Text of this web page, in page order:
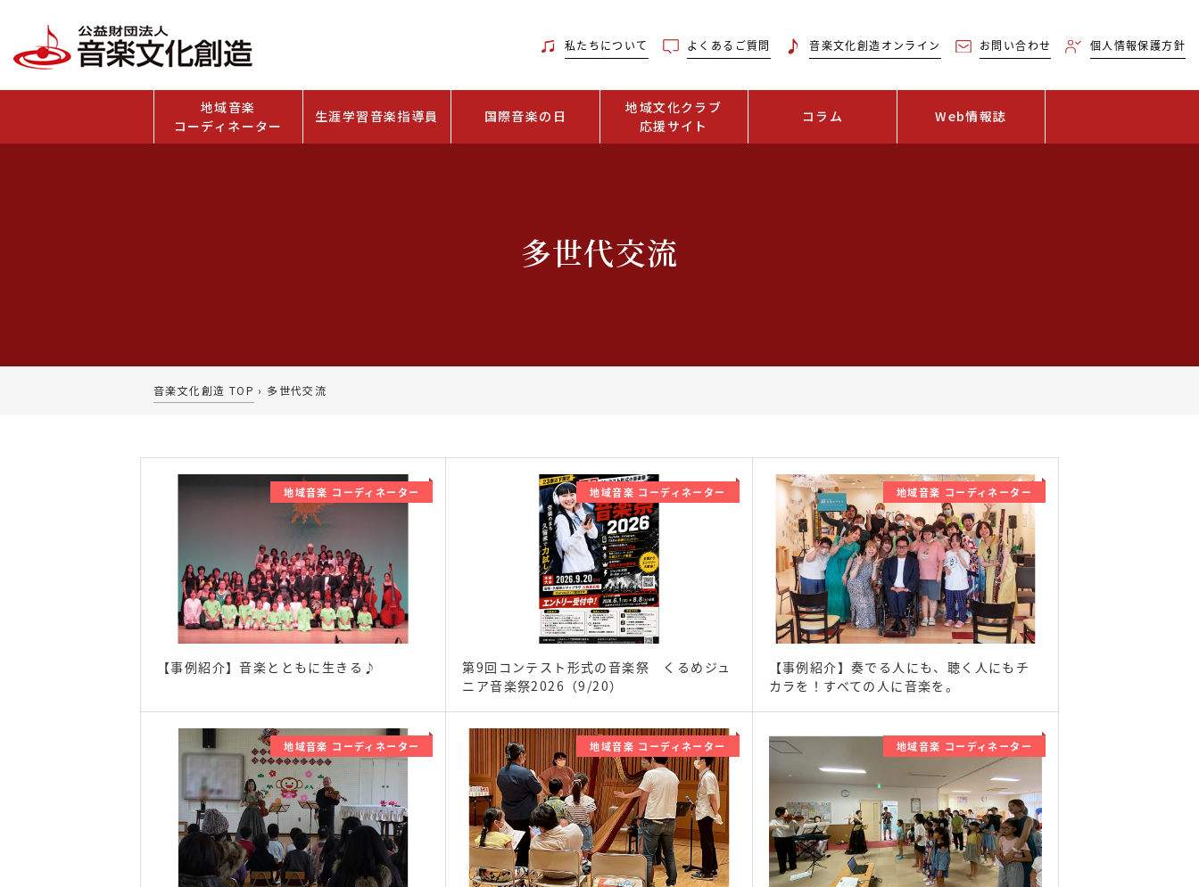
私たちについて よくあるご質問 音楽文化創造オンライン お問い合わせ 個人情報保護方針
地域音楽
コーディネーター
生涯学習音楽指導員 国際音楽の日
地域文化クラブ
応援サイト
コラム Web情報誌
多世代交流
音楽文化創造 TOP › 多世代交流
地域音楽 コーディネーター
【事例紹介】音楽とともに生きる♪
地域音楽 コーディネーター
第9回コンテスト形式の音楽祭 くるめジュ
ニア音楽祭2026（9/20）
地域音楽 コーディネーター
【事例紹介】奏でる人にも、聴く人にもチ
カラを！すべての人に音楽を。
地域音楽 コーディネーター 地域音楽 コーディネーター 地域音楽 コーディネーター